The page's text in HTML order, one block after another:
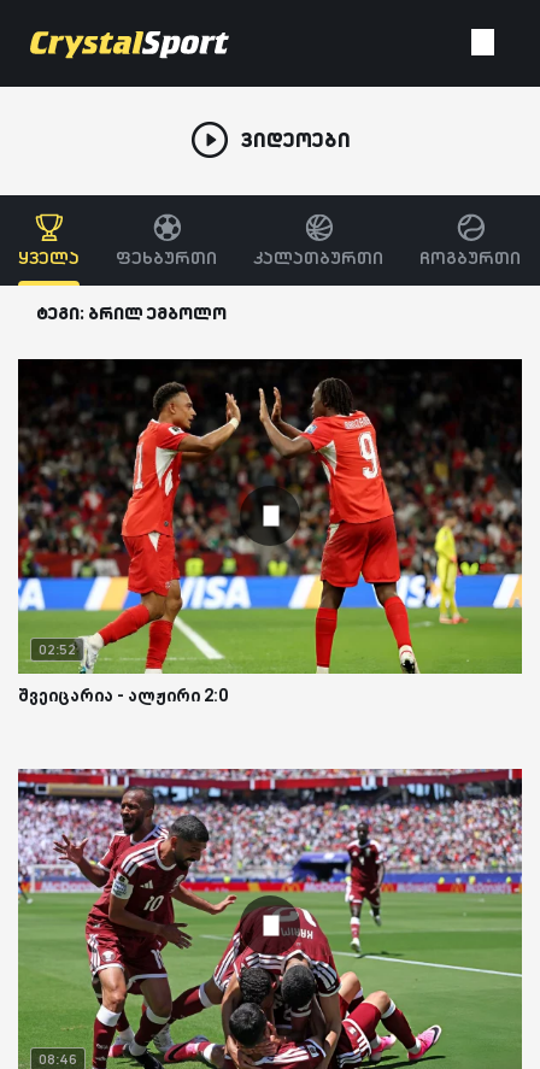
ვიდეოები
ყველა ფეხბურთი კალათბურთი ჩოგბურთი
ტეგი: ბრილ ემბოლო
02:52
შვეიცარია - ალჟირი 2:0
08:46